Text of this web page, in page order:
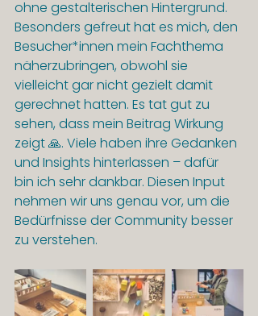
ohne gestalterischen Hintergrund.
Besonders gefreut hat es mich, den
Besucher*innen mein Fachthema
näherzubringen, obwohl sie
vielleicht gar nicht gezielt damit
gerechnet hatten. Es tat gut zu
sehen, dass mein Beitrag Wirkung
zeigt 🙏. Viele haben ihre Gedanken
und Insights hinterlassen – dafür
bin ich sehr dankbar. Diesen Input
nehmen wir uns genau vor, um die
Bedürfnisse der Community besser
zu verstehen.